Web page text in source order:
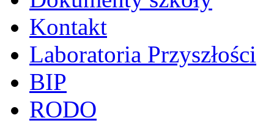
Kontakt
Laboratoria Przyszłości
BIP
RODO